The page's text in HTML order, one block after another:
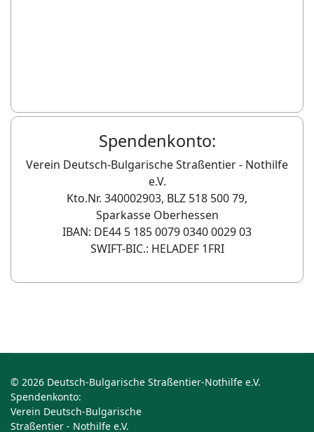
Spendenkonto:
Verein Deutsch-Bulgarische Straßentier - Nothilfe
e.V.
Kto.Nr. 340002903, BLZ 518 500 79,
Sparkasse Oberhessen
IBAN: DE44 5 185 0079 0340 0029 03
SWIFT-BIC.: HELADEF 1FRI
© 2026 Deutsch-Bulgarische Straßentier-Nothilfe e.V.
Spendenkonto:
Verein Deutsch-Bulgarische
Straßentier - Nothilfe e.V.